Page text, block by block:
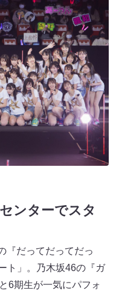
ンターでスタ
『だってだってだっ
ト」。乃木坂46の『ガ
6期生が一気にパフォ